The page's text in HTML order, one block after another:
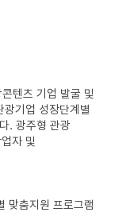
텐츠 기업 발굴 및
기업 성장단계별
. 광주형 관광
자 및
맞춤지원 프로그램